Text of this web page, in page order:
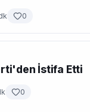
0
İstifa Etti
0